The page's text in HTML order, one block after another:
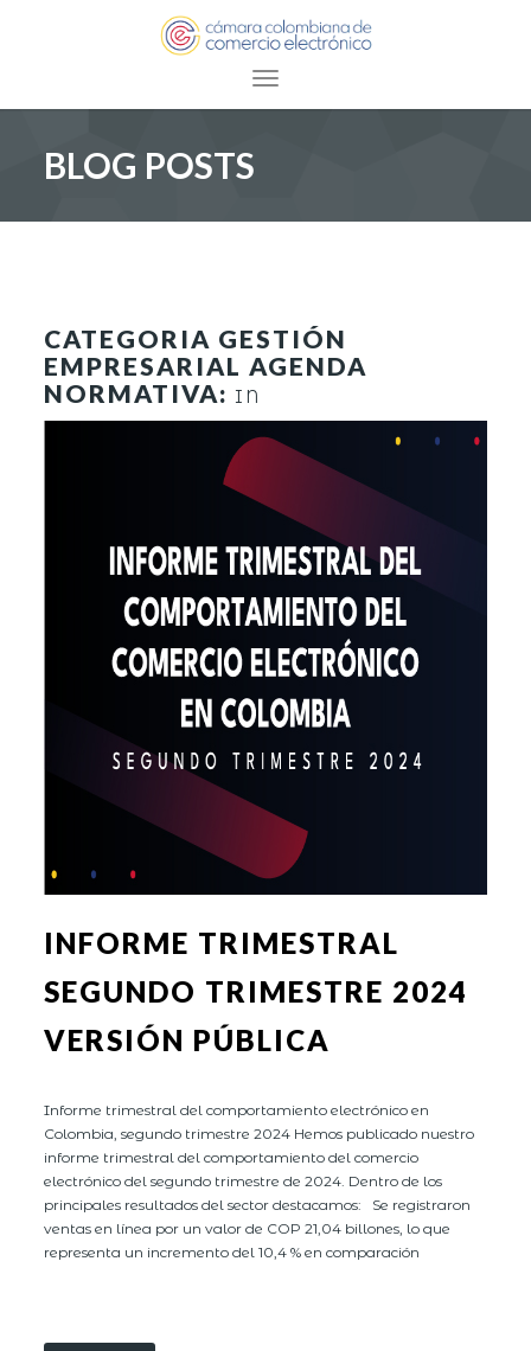
Toggle navigation
BLOG POSTS
CATEGORIA GESTIÓN
EMPRESARIAL AGENDA
NORMATIVA: IN
INFORME TRIMESTRAL
SEGUNDO TRIMESTRE 2024
VERSIÓN PÚBLICA
Informe trimestral del comportamiento electrónico en
Colombia, segundo trimestre 2024 Hemos publicado nuestro
informe trimestral del comportamiento del comercio
electrónico del segundo trimestre de 2024. Dentro de los
principales resultados del sector destacamos: Se registraron
ventas en línea por un valor de COP 21,04 billones, lo que
representa un incremento del 10,4 % en comparación